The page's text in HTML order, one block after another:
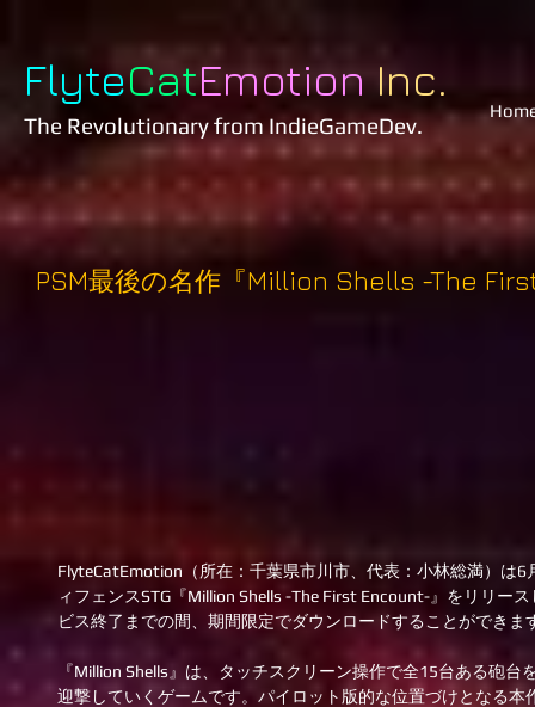
FlyteCatEmotionInc.
The Revolutionaryfrom IndieGameDev.
PSM最後の名作『Million Shells -The
FlyteCatEmotion（所在：千葉県市川市、代表：小林総満）は
ィフェンスSTG『Million Shells -The First Encount-』をリリー
ビス終了までの間、期間限定でダウンロードすることができま
『Million Shells』は、タッチスクリーン操作で全15台ある砲
迎撃していくゲームです。パイロット版的な位置づけとなる